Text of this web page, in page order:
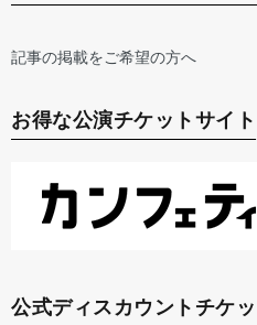
記事の掲載をご希望の方へ
お得な公演チケットサイト
公式ディスカウントチケ